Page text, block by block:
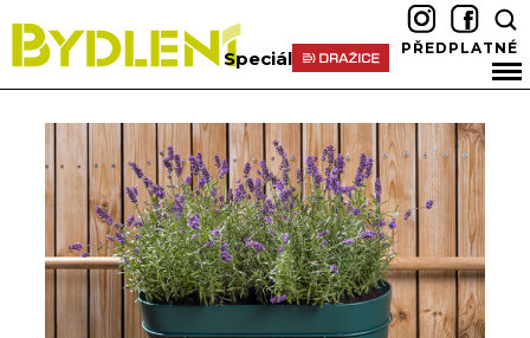
Speciál PŘEDPLATNÉ